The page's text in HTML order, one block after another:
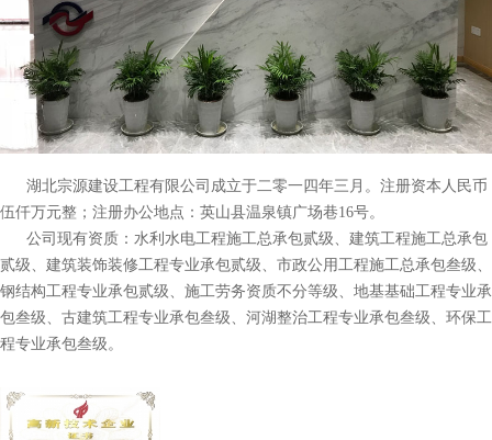
湖北宗源建设工程有限公司成立于二零一四年三月。注册资本人民币
伍仟万元整；注册办公地点：英山县温泉镇广场巷16号。
公司现有资质：水利水电工程施工总承包贰级、建筑工程施工总承包
贰级、建筑装饰装修工程专业承包贰级、市政公用工程施工总承包叁级、
钢结构工程专业承包贰级、施工劳务资质不分等级、地基基础工程专业承
包叁级、古建筑工程专业承包叁级、河湖整治工程专业承包叁级、环保工
程专业承包叁级。